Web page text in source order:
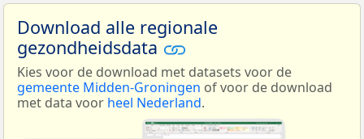
Download alle regionale
gezondheidsdata
Kies voor de download met datasets voor de
gemeente Midden-Groningen of voor de download
met data voor heel Nederland.